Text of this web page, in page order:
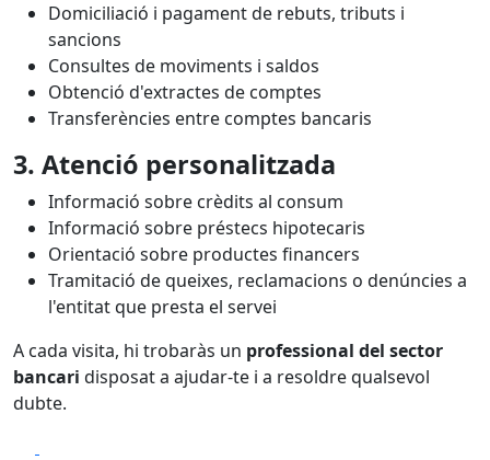
Domiciliació i pagament de rebuts, tributs i
sancions
Consultes de moviments i saldos
Obtenció d'extractes de comptes
Transferències entre comptes bancaris
3. Atenció personalitzada
Informació sobre crèdits al consum
Informació sobre préstecs hipotecaris
Orientació sobre productes financers
Tramitació de queixes, reclamacions o denúncies a
l'entitat que presta el servei
A cada visita, hi trobaràs un professional del sector
bancari disposat a ajudar-te i a resoldre qualsevol
dubte.